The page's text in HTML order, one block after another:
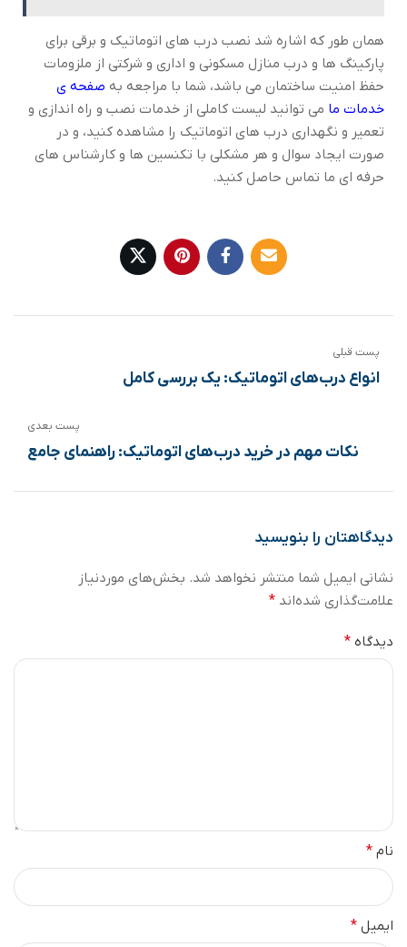
همان طور که اشاره شد نصب درب های اتوماتیک و برقی برای
پارکینگ ها و درب منازل مسکونی و اداری و شرکتی از ملزومات
حفظ امنیت ساختمان می باشد، شما با مراجعه به صفحه ی
خدمات ما می توانید لیست کاملی از خدمات نصب و راه اندازی و
تعمیر و نگهداری درب های اتوماتیک را مشاهده کنید، و در
صورت ایجاد سوال و هر مشکلی با تکنسین ها و کارشناس های
حرفه ای ما تماس حاصل کنید.
پست قبلی
انواع درب‌های اتوماتیک: یک بررسی کامل
پست بعدی
نکات مهم در خرید درب‌های اتوماتیک: راهنمای جامع
دیدگاهتان را بنویسید
نشانی ایمیل شما منتشر نخواهد شد. بخش‌های موردنیاز
علامت‌گذاری شده‌اند *
دیدگاه *
نام *
ایمیل *